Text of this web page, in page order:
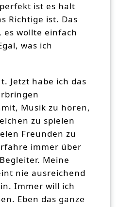
ist es halt
Richtige ist. Das
wollte einfach
was ich
Jetzt habe ich das
Musik zu hören,
zu spielen
Freunden zu
immer über
Meine
nie ausreichend
Immer will ich
Eben das ganze